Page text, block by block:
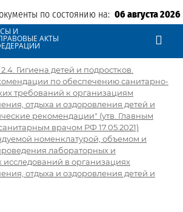
по состоянию на: 06 августа 2026
И
АКТЫ
Гигиена детей и подростков.
по обеспечению санитарно-
требований к организациям
отдыха и оздоровления детей и
рекомендации" (утв. Главным
врачом РФ 17.05.2021)
номенклатурой, объемом и
лабораторных и
исследований в организациях
отдыха и оздоровления детей и